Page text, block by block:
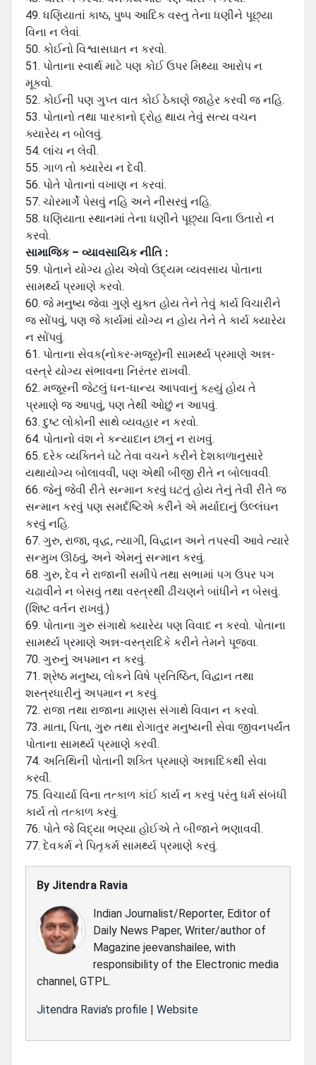
49. ધણિયાતાં કાષ્ઠ, પુષ્પ આદિક વસ્તુ તેના ધણીને પૂછ્યા
વિના ન લેવાં.
50. કોઈનો વિશ્વાસઘાત ન કરવો.
51. પોતાના સ્વાર્થ માટે પણ કોઈ ઉપર મિથ્યા આરોપ ન
મૂકવો.
52. કોઈની પણ ગુપ્ત વાત કોઈ ઠેકાણે જાહેર કરવી જ નહિ.
53. પોતાનો તથા પારકાનો દ્રોહ થાય તેવું સત્ય વચન
ક્યારેય ન બોલવું.
54. લાંચ ન લેવી.
55. ગાળ તો ક્યારેય ન દેવી.
56. પોતે પોતાનાં વખાણ ન કરવાં.
57. ચોરમાર્ગે પેસવું નહિ અને નીસરવું નહિ.
58. ધણિયાતા સ્થાનમાં તેના ધણીને પૂછ્યા વિના ઉતારો ન
કરવો.
સામાજિક – વ્યાવસાયિક નીતિ :
59. પોતાને યોગ્ય હોય એવો ઉદ્યમ વ્યવસાય પોતાના
સામર્થ્ય પ્રમાણે કરવો.
60. જે મનુષ્ય જેવા ગુણે યુક્ત હોય તેને તેવું કાર્ય વિચારીને
જ સોંપવું, પણ જે કાર્યમાં યોગ્ય ન હોય તેને તે કાર્ય ક્યારેય
ન સોંપવું.
61. પોતાના સેવક(નોકર-મજૂર)ની સામર્થ્ય પ્રમાણે અન્ન-
વસ્ત્રે યોગ્ય સંભાવના નિરંતર રાખવી.
62. મજૂરની જેટલું ધન-ધાન્ય આપવાનું કહ્યું હોય તે
પ્રમાણે જ આપવું, પણ તેથી ઓછું ન આપવું.
63. દુષ્ટ લોકોની સાથે વ્યવહાર ન કરવો.
64. પોતાનો વંશ ને કન્યાદાન છાનું ન રાખવું.
65. દરેક વ્યક્તિને ઘટે તેવા વચને કરીને દેશકાળાનુસારે
યથાયોગ્ય બોલાવવી, પણ એથી બીજી રીતે ન બોલાવવી.
66. જેનું જેવી રીતે સન્માન કરવું ઘટતું હોય તેનું તેવી રીતે જ
સન્માન કરવું પણ સમર્દષ્ટિએ કરીને એ મર્યાદાનું ઉલ્લંઘન
કરવું નહિ.
67. ગુરુ, રાજા, વૃદ્ધ, ત્યાગી, વિદ્ધાન અને તપસ્વી આવે ત્યારે
સન્મુખ ઊઠવું, અને એમનું સન્માન કરવું.
68. ગુરુ, દેવ ને રાજાની સમીપે તથા સભામાં પગ ઉપર પગ
ચઢાવીને ન બેસવું તથા વસ્ત્રથી ઢીંચણને બાંધીને ન બેસવું.
(શિષ્ટ વર્તન રાખવું.)
69. પોતાના ગુરુ સંગાથે ક્યારેય પણ વિવાદ ન કરવો. પોતાના
સામર્થ્ય પ્રમાણે અન્ન-વસ્ત્રાદિકે કરીને તેમને પૂજવા.
70. ગુરુનું અપમાન ન કરવું.
71. શ્રેષ્ઠ મનુષ્ય, લોકને વિષે પ્રતિષ્ઠિત, વિદ્વાન તથા
શસ્ત્રધારીનું અપમાન ન કરવું.
72. રાજા તથા રાજાના માણસ સંગાથે વિવાન ન કરવો.
73. માતા, પિતા, ગુરુ તથા રોગાતુર મનુષ્યની સેવા જીવનપર્યંત
પોતાના સામર્થ્ય પ્રમાણે કરવી.
74. અતિથિની પોતાની શક્તિ પ્રમાણે અન્નાદિકથી સેવા
કરવી.
75. વિચાર્યા વિના તત્કાળ કાંઈ કાર્ય ન કરવું પરંતુ ધર્મ સંબંધી
કાર્ય તો તત્કાળ કરવું.
76. પોતે જે વિદ્યા ભણ્યા હોઈએ તે બીજાને ભણાવવી.
77. દેવકર્મ ને પિતૃકર્મ સામર્થ્ય પ્રમાણે કરવું.
By Jitendra Ravia
Indian Journalist/Reporter, Editor of
Daily News Paper, Writer/author of
Magazine jeevanshailee, with
responsibility of the Electronic media
channel, GTPL.
Jitendra Ravia's profile | Website